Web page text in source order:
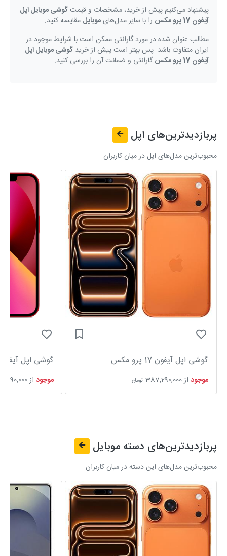
پیشنهاد می‌کنیم پیش از خرید، مشخصات و قیمتگوشی موبایل اپل
آیفون 17 پرو مکس
را با سایر مدل‌هایموبایل مقایسه کنید.
مطالب عنوان شده در مورد گارانتی ممکن است با شرایط موجود در
ایران متفاوت باشد. پس بهتر است پیش از خرید گوشی موبایل اپل
آیفون 17 پرو مکس
گارانتی و ضمانت آن را بررسی کنید.
پربازدیدترین‌های اپل
محبوب‌ترین مدل‌های اپل در میان کاربران
گوشی اپل آیفون 17 پرو مکس
موجود از387,290,000 تومان
گوشی اپل آیفون 13
موجود از
پربازدیدترین‌های دسته موبایل
محبوب‌ترین مدل‌های این دسته در میان کاربران